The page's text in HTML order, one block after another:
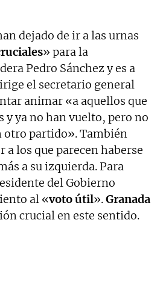
dejado de ir a las urnas
» para la
Pedro Sánchez y es a
el secretario general
animar «a aquellos que
y ya no han vuelto, pero no
otro partido». También
los que parecen haberse
a su izquierda. Para
del Gobierno
al «voto útil».Granada
crucial en este sentido.